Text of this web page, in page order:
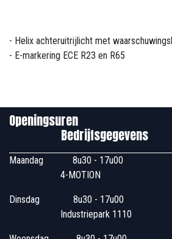
- Helix achteruitrijlicht met
- E-markering ECE R23 en R65
Bedrijfsgegevens
Maandag
​8u30 -
4-MOTION
Dinsdag
​8u30 -
Industriepark 1110